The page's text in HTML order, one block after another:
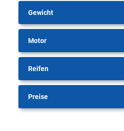
Gewicht
Motor
Reifen
Preise